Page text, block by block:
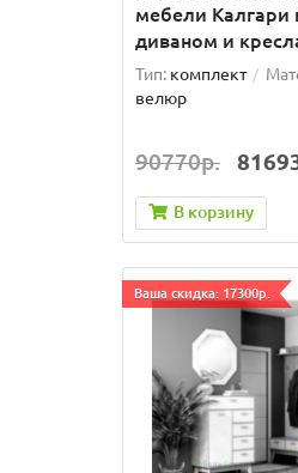
мебели Калгари
диваном и
Тип: комплект
велюр
90770р.
В корзину
Ваша скидка: 17300р.